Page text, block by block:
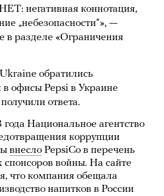
негативная коннотация,
„небезопасности“», —
в разделе «Ограничения
обратились
офисы Pepsi в Украине
ответа.
года Национальное агентство
коррупции
внесло PepsiCo в перечень
войны. На сайте
что компания обещала
напитков в России